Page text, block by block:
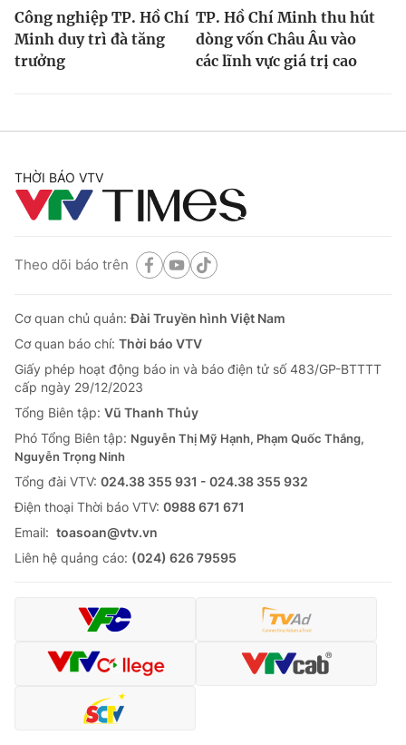
Công nghiệp TP. Hồ Chí
Minh duy trì đà tăng
trưởng
TP. Hồ Chí Minh thu hút
dòng vốn Châu Âu vào
các lĩnh vực giá trị cao
THỜI BÁO VTV
Theo dõi báo trên
Cơ quan chủ quản:Đài Truyền hình Việt Nam
Cơ quan báo chí: Thời báo VTV
Giấy phép hoạt động báo in và báo điện tử số 483/GP-BTTTT
cấp ngày 29/12/2023
Tổng Biên tập: Vũ Thanh Thủy
Phó Tổng Biên tập: Nguyễn Thị Mỹ Hạnh, Phạm Quốc Thắng,
Nguyễn Trọng Ninh
Tổng đài VTV: 024.38 355 931 - 024.38 355 932
Ðiện thoại Thời báo VTV: 0988 671 671
Email: toasoan@vtv.vn
Liên hệ quảng cáo: (024) 626 79595